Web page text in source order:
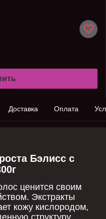
Доставка Оплата
Бэлисс с
ценится своим
Экстракты
кожу кислородом,